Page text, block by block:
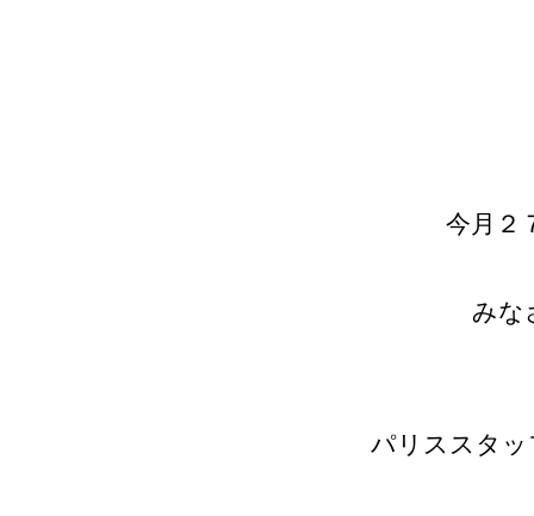
今月２
みな
パリススタ